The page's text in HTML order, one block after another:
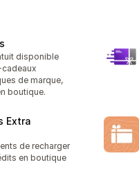
disponible
de marque,
boutique.
Extra
de recharger
en boutique